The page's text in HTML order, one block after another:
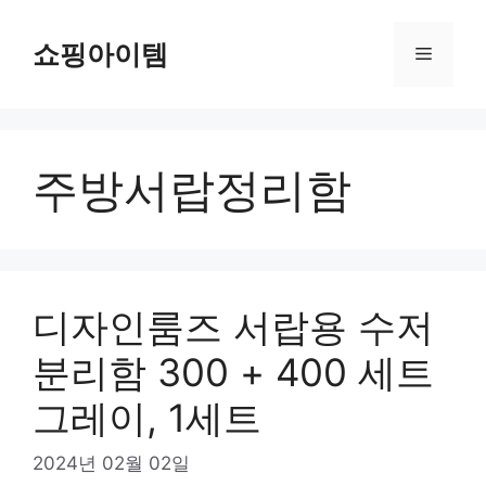
쇼핑아이템 메
주방서랍정리함
디자인룸즈 서랍용 수저
분리함 300 + 400 세트
그레이, 1세트
2024년 02월 02일